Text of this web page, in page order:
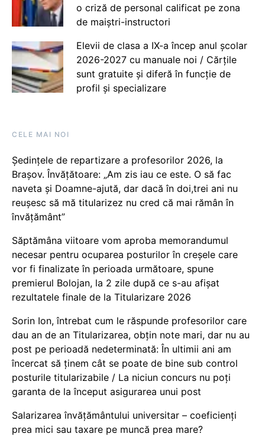
o criză de personal calificat pe zona
de maiștri-instructori
Elevii de clasa a IX-a încep anul școlar
2026-2027 cu manuale noi / Cărțile
sunt gratuite și diferă în funcție de
profil și specializare
CELE MAI NOI
Ședințele de repartizare a profesorilor 2026, la
Brașov. Învățătoare: „Am zis iau ce este. O să fac
naveta și Doamne-ajută, dar dacă în doi,trei ani nu
reușesc să mă titularizez nu cred că mai rămân în
învățământ”
Săptămâna viitoare vom aproba memorandumul
necesar pentru ocuparea posturilor în creșele care
vor fi finalizate în perioada următoare, spune
premierul Bolojan, la 2 zile după ce s-au afișat
rezultatele finale de la Titularizare 2026
Sorin Ion, întrebat cum le răspunde profesorilor care
dau an de an Titularizarea, obțin note mari, dar nu au
post pe perioadă nedeterminată: În ultimii ani am
încercat să ținem cât se poate de bine sub control
posturile titularizabile / La niciun concurs nu poți
garanta de la început asigurarea unui post
Salarizarea învățământului universitar – coeficienți
prea mici sau taxare pe muncă prea mare?